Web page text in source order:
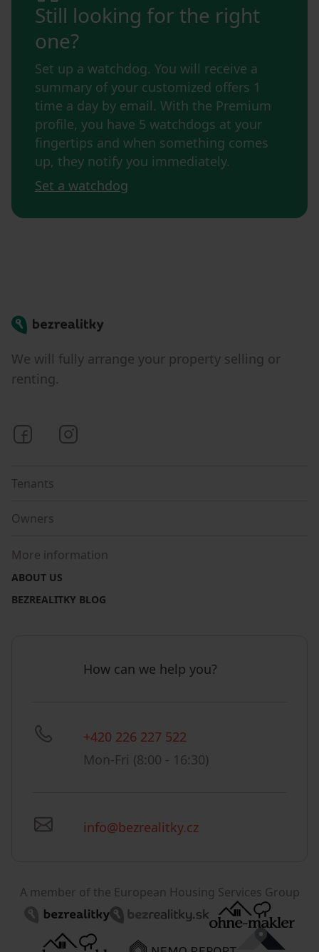
Still looking for the right
one?
Set up a watchdog. You will receive a
summary of your customized offers 1
time a day by email. With the Premium
profile, you have 5 watchdogs at your
fingertips and when something comes
up, they notify you immediately.
Set a watchdog
Bezrealitky
We will fully arrange your property selling or
renting.
Bezrealitky on Facebook
Tenants
Owners
More information
ABOUT US
BEZREALITKY BLOG
How can we help you?
+420 226 227 522
Mon-Fri (8:00 - 16:30)
info@bezrealitky.cz
A member of the European Housing Services Group